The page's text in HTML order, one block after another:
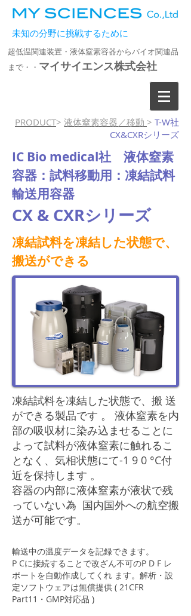
未知の分野に挑戦するために
超低温関連装置・液体窒素容器からバイオ関連品
まで・・ マイサイエンス株式会社
PRODUCT> 液体窒素容器／移動 > T-W社
CX&CXRシリーズ
IC Bio medical社 液体窒素
容器：試料移動用： 凍結試料
輸送用容器
CX & CXRシリーズ
凍結試料を凍結した状態で、
搬送ができる
凍結試料を凍結した状態で、搬 送
ができる製品です 。 液体窒素を内
部の吸収材に染み込ませることに
よって試料が液体窒素に触れるこ
となく、気相状態にて-1 9 0 °C付
近を保持します 。
容器の内部に液体窒素が液状で残
っていない為 国内国外への航空搬
送が可能です。
輸送中の温度データを記録できます。
P Cに接続することで改ざん不可のP D F レ
ポートを自動作成してくれ ます。解析・設
定ソフトウェアは無償提供 ( 21CFR
Part11・GMP対応品 )